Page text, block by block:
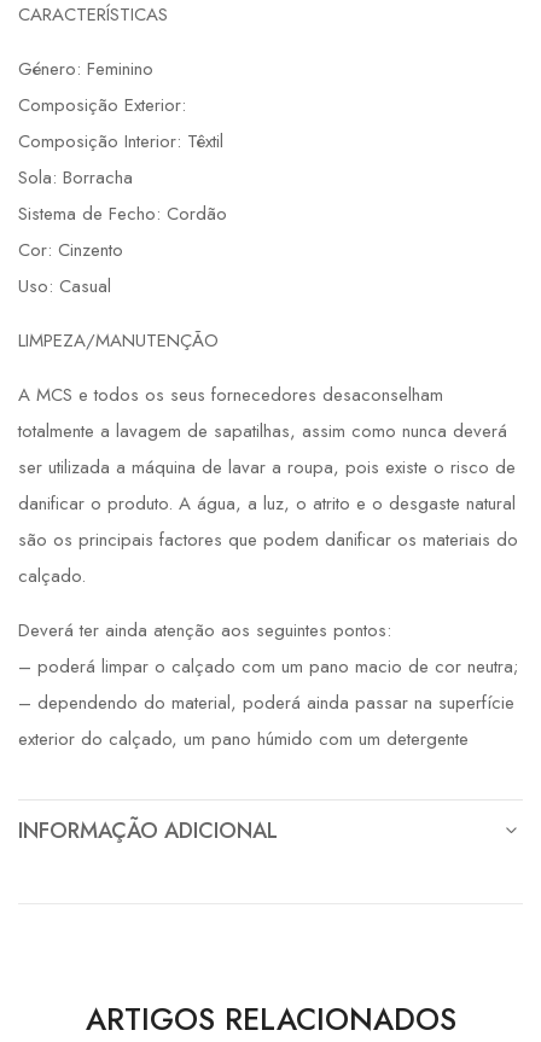
CARACTERÍSTICAS
Género: Feminino
Composição Exterior:
Composição Interior: Têxtil
Sola: Borracha
Sistema de Fecho: Cordão
Cor: Cinzento
Uso: Casual
LIMPEZA/MANUTENÇÃO
A MCS e todos os seus fornecedores desaconselham
totalmente a lavagem de sapatilhas, assim como nunca deverá
ser utilizada a máquina de lavar a roupa, pois existe o risco de
danificar o produto. A água, a luz, o atrito e o desgaste natural
são os principais factores que podem danificar os materiais do
calçado.
Deverá ter ainda atenção aos seguintes pontos:
– poderá limpar o calçado com um pano macio de cor neutra;
– dependendo do material, poderá ainda passar na superfície
exterior do calçado, um pano húmido com um detergente
INFORMAÇÃO ADICIONAL
ARTIGOS RELACIONADOS